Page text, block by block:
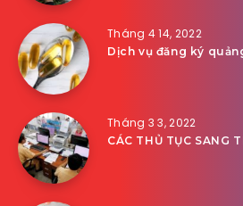
Tháng 4 14, 2022
Dịch vụ đăng ký
Tháng 3 3, 2022
CÁC THỦ TỤC SANG